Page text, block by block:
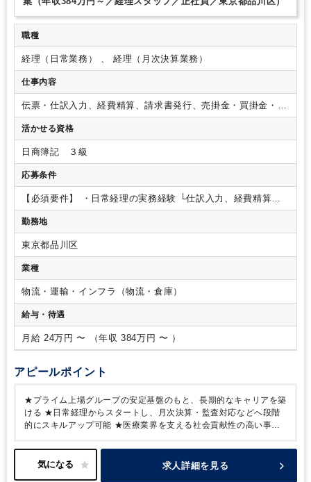
職種
経理（日常業務） 、 経理（月次決算業務）
仕事内容
伝票・仕訳⼊⼒、経費精算、請求書発⾏、売掛⾦・買掛⾦・⼊
出⾦管理など、⽇常経理を中⼼にお任せします。 本社経理ユ
ニットにて、⽇常経理を中⼼とした業務をお任せします。
社で発⽣する⽇々の「お⾦の動き」を正確に管理・記録する、
経理の⼟台となる業務を担当いただき、少しずつステップアッ
プしていけます。
タ作成・経費精算業務・請求書発⾏、発注書との照合・仕
⼊、買掛⾦・売掛⾦管理・⼊⾦確認、消込業務
・預⾦管理、
出納帳のチェック・残⾼照合・債権管理業務・⽉次等の決算
業務・監査対応
⼊社後に教えます）
業務から慣れていただき、経験や習熟度に応じて⽉次等の決算
や監査対応業務などに関わっていただきます。会計ソフトの
使い⽅も3ヶ⽉程度で覚えられると思います。
半期・年次決算などの⾼度な業務は、初めからすべてお任せす
ることはありません。
のでご安⼼ください。
活かせる資格
日商簿記 ３級
応募条件
【必須要件】 ・⽇常経理の実務経験 └仕訳⼊⼒、経費精算、
請求書処理など、経理業務の流れを理解している⽅・基本的
なPCスキル
⽅
【歓迎経験・スキル】
フトを使⽤した経理実務経験
固定資産台帳（新規取得・償却・除売却など）の管理経験
⽉次決算や年次決算の経験・法⼈向けインターネットバンキ
ングの利⽤経験 ・電⼦帳簿保存法に対応した書類管理の経験
【求める人物像】・経理として少しずつスキルアップした
い、安定した環境で⻑く働きたいという⽅⼤歓迎です
勤務地
東京都品川区
業種
物流・運輸・インフラ（物流・倉庫）
給与・待遇
月給 24万円 〜 （年収 384万円 〜 ）
アピールポイント
★プライム上場グループの安定基盤のもと、長期的なキャリアを築
ける ★日常経理からスタートし、月次決算・監査対応などへ段階
的にスキルアップ可能 ★医療業界を支える社会貢献性の高い事業
日・退職金制度など福利厚生が充実★残業月平均15時間程度で、
プライベートとの両立もしやすい
まずは仕訳入力や経費精算、売
求人詳細を見る